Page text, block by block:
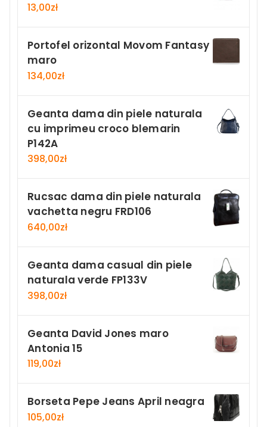
13,00zł
Portofel orizontal Movom Fantasy
maro
134,00zł
Geanta dama din piele naturala
cu imprimeu croco blemarin
P142A
398,00zł
Rucsac dama din piele naturala
vachetta negru FRD106
640,00zł
Geanta dama casual din piele
naturala verde FP133V
398,00zł
Geanta David Jones maro
Antonia 15
119,00zł
Borseta Pepe Jeans April neagra
105,00zł